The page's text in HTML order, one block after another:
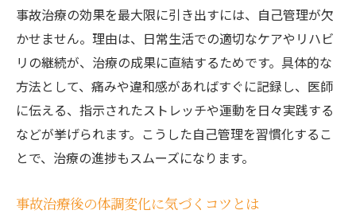
事故治療の効果を最大限に引き出すには、自己管理が欠
かせません。理由は、日常生活での適切なケアやリハビ
リの継続が、治療の成果に直結するためです。具体的な
方法として、痛みや違和感があればすぐに記録し、医師
に伝える、指示されたストレッチや運動を日々実践する
などが挙げられます。こうした自己管理を習慣化するこ
とで、治療の進捗もスムーズになります。
事故治療後の体調変化に気づくコツとは